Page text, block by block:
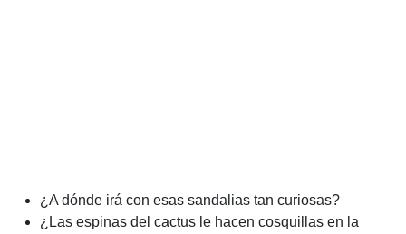
¿A dónde irá con esas sandalias tan curiosas?
¿Las espinas del cactus le hacen cosquillas en la